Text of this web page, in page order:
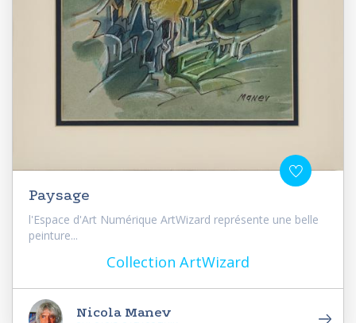
Paysage
l'Espace d'Art Numérique ArtWizard représente une belle
peinture...
Collection ArtWizard
Nicola Manev